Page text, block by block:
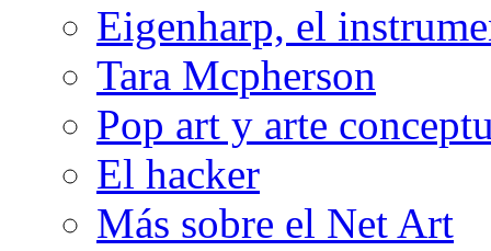
Eigenharp, el
Tara Mcpherson
Pop art y arte
El hacker
Más sobre el Net Art